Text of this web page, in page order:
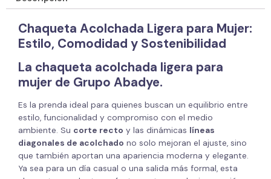
Chaqueta Acolchada Ligera para Mujer:
Estilo, Comodidad y Sostenibilidad
La chaqueta acolchada ligera para
mujer de Grupo Abadye.
Es la prenda ideal para quienes buscan un equilibrio entre
estilo, funcionalidad y compromiso con el medio
ambiente. Su corte recto y las dinámicas líneas
diagonales de acolchado no solo mejoran el ajuste, sino
que también aportan una apariencia moderna y elegante.
Ya sea para un día casual o una salida más formal, esta